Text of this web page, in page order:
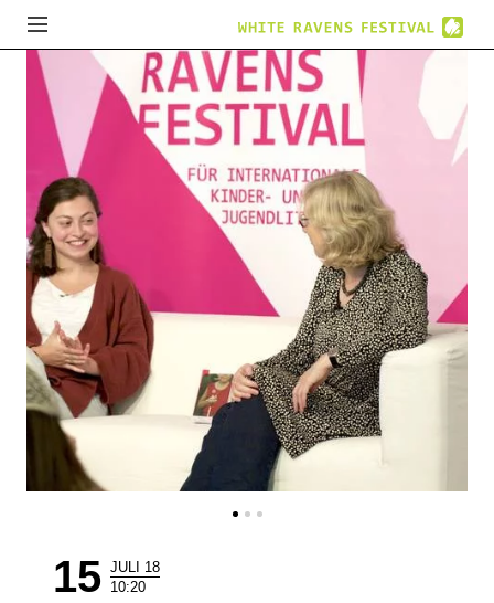
15 JULI 18
10:20